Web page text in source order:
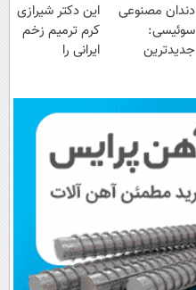
دندان مصنوعی
سوئیسی:
جدیدترین
پرداخت قسطی
این دکتر شیرازی
کرم ترمیم زخم
ایرانی را